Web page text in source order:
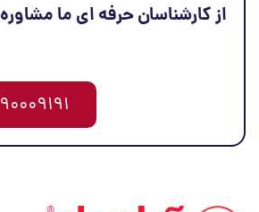
از کارشناسان حرفه ای ما
۹۰۰۰۹۱۹۱